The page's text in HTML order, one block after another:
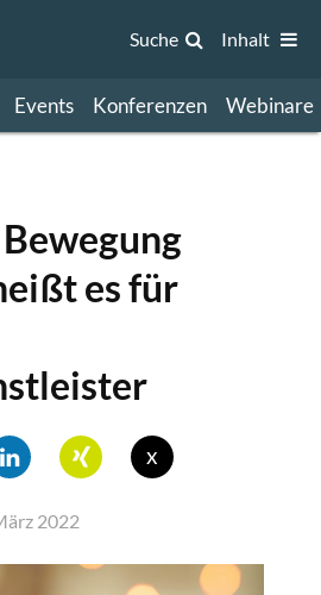
Events Konferenzen Webinare
Suche Inhalt
es für
x
2022